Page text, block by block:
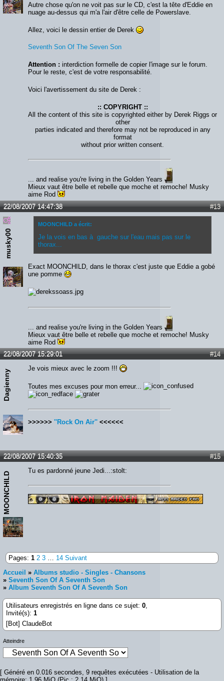
Autre chose qu'on ne voit pas sur le CD, c'est la tête d'Eddie en
nuage au-dessus qui m'a l'air d'être celle de Powerslave.
Allez, voici le dessin entier de Derek
Seventh Son Of The Seven Son
Attention : interdiction formelle de copier l'image sur le forum.
Pour le reste, c'est de votre responsabilité.
Voici l'avertissement du site de Derek :
:: COPYRIGHT ::
All the content of this site is copyrighted either by Derek Riggs or
other
parties indicated and therefore may not be reproduced in any
format
without prior written consent.
... and realise you're living in the Golden Years
Mieux vaut être belle et rebelle que moche et remoche! Musky
aime Rod
#13
22/08/2007 14:47:38
musky00
MOONCHILD a écrit:
Je la vois en bas à gauche sur l'eau mais pas sur le
thorax...
Exact MOONCHILD, dans le thorax c'est juste que Eddie a gobé
une pomme
... and realise you're living in the Golden Years
Mieux vaut être belle et rebelle que moche et remoche! Musky
aime Rod
#14
22/08/2007 15:29:01
Dagienny
Je vois mieux avec le zoom !!!
Toutes mes excuses pour mon erreur...
>>>>>> ''Rock On Air'' <<<<<<
#15
22/08/2007 15:40:35
MOONCHILD
Tu es pardonné jeune Jedi...:stolt:
Pages: 1 2 3 14 Suivant
Accueil » Albums studio - Singles - Chansons
» Seventh Son Of A Seventh Son
» Album Seventh Son Of A Seventh Son
Utilisateurs enregistrés en ligne dans ce sujet: 0
Invité(s): 1
[Bot] ClaudeBot
Atteindre
[ Généré en 0.016 secondes, 9 requêtes exécutées - Utilisation de la
mémoire: 1.96 MiO (Pic : 2.14 MiO) ]